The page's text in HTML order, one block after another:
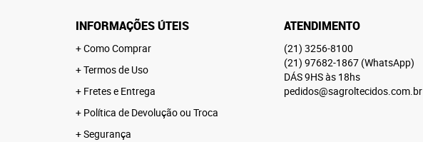
INFORMAÇÕES ÚTEIS
Como Comprar
Termos de Uso
Fretes e Entrega
Política de Devolução ou Troca
Segurança
ATENDIMENTO
(21) 3256-8100
(21) 97682-1867 (WhatsApp)
DÁS 9HS às 18hs
pedidos@sagroltecidos.com.br